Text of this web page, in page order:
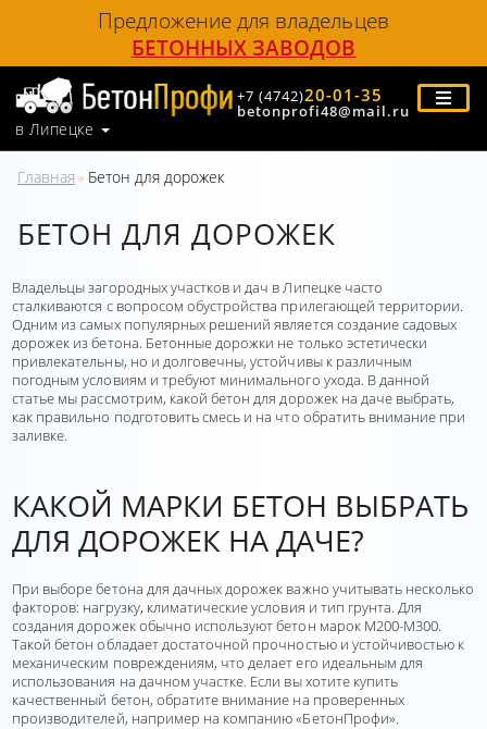
Предложение для владельцев
БЕТОННЫХ ЗАВОДОВ
в Липецке
+7 (4742)20-01-35
betonprofi48@mail.ru
Главная » Бетон для дорожек
БЕТОН ДЛЯ ДОРОЖЕК
Владельцы загородных участков и дач в Липецке часто
сталкиваются с вопросом обустройства прилегающей территории.
Одним из самых популярных решений является создание садовых
дорожек из бетона. Бетонные дорожки не только эстетически
привлекательны, но и долговечны, устойчивы к различным
погодным условиям и требуют минимального ухода. В данной
статье мы рассмотрим, какой бетон для дорожек на даче выбрать,
как правильно подготовить смесь и на что обратить внимание при
заливке.
КАКОЙ МАРКИ БЕТОН ВЫБРАТЬ
ДЛЯ ДОРОЖЕК НА ДАЧЕ?
При выборе бетона для дачных дорожек важно учитывать несколько
факторов: нагрузку, климатические условия и тип грунта. Для
создания дорожек обычно используют бетон марок М200-М300.
Такой бетон обладает достаточной прочностью и устойчивостью к
механическим повреждениям, что делает его идеальным для
использования на дачном участке. Если вы хотите купить
качественный бетон, обратите внимание на проверенных
производителей, например на компанию«БетонПрофи».